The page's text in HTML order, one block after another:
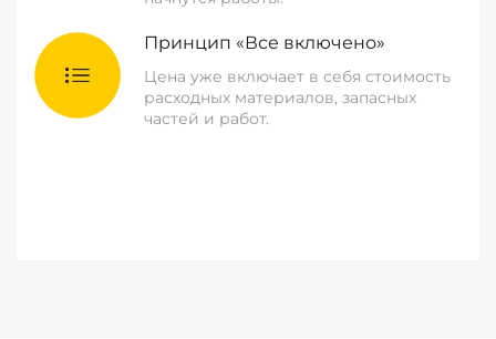
Принцип «Все включено»
Цена уже включает в себя стоимость
расходных материалов, запасных
частей и работ.